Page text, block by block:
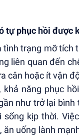
tự phục hồi được
tình trạng mỡ tích
liên quan đến
cân hoặc ít vận
khả năng phục
như trở lại bình
sống kịp thời.
ăn uống lành